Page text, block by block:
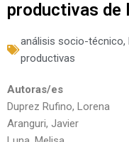
productivas de
análisis socio-técnico,
productivas
Autoras/es
Duprez Rufino, Lorena
Aranguri, Javier